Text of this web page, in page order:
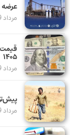
عرضه اولیه
مرداد 19, 1405
۱۴۰۵
مرداد 19, 1405
مرداد 19, 1405